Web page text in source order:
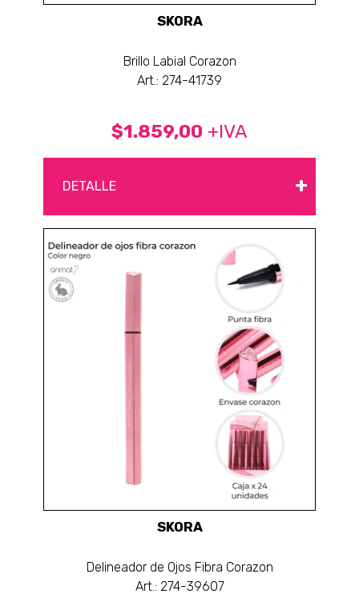
SKORA
Brillo Labial Corazon
Art.: 274-41739
$1.859,00 +IVA
DETALLE +
SKORA
Delineador de Ojos Fibra Corazon
Art.: 274-39607